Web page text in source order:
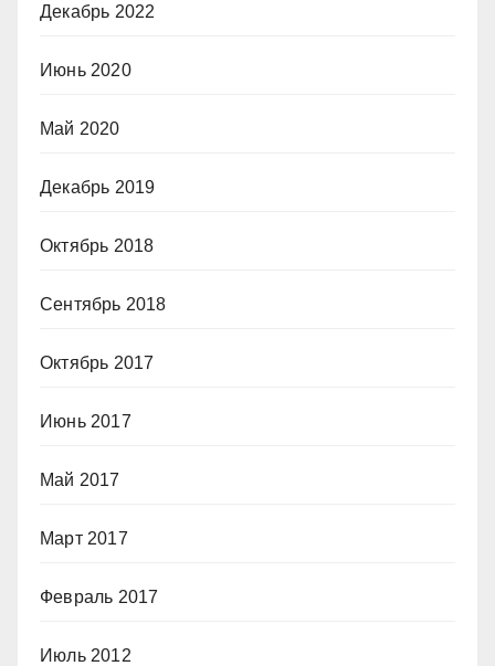
Декабрь 2022
Июнь 2020
Май 2020
Декабрь 2019
Октябрь 2018
Сентябрь 2018
Октябрь 2017
Июнь 2017
Май 2017
Март 2017
Февраль 2017
Июль 2012